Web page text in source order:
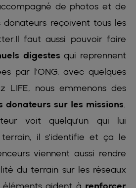
de photos et de
donateurs reçoivent tous les
faut aussi pouvoir faire
digestesqui reprennent
par l'ONG, avec quelques
LIFE, nous emmenons des
donateurs sur les missions
voit quelqu'un qui lui
terrain, il s'identifie et ça le
viennent aussi rendre
du terrain sur les réseaux
éléments aident à renforcer